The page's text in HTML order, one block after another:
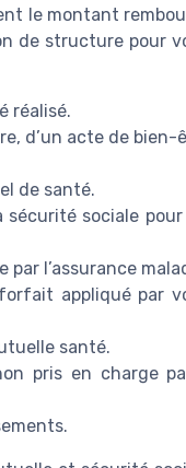
le montant
de structure pour
réalisé.
d’un acte de bien-
de santé.
sociale
l’assurance
appliqué par
santé.
pris en charge